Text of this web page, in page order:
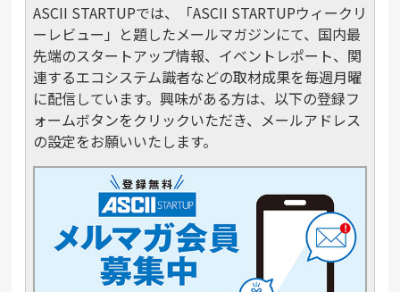
ASCII STARTUPでは、「ASCII STARTUPウィークリ
ーレビュー」と題したメールマガジンにて、国内最
先端のスタートアップ情報、イベントレポート、関
連するエコシステム識者などの取材成果を毎週月曜
に配信しています。興味がある方は、以下の登録フ
ォームボタンをクリックいただき、メールアドレス
の設定をお願いいたします。